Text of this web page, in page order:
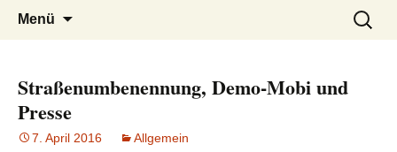
burak
Menü
Suchen
nach:
Straßenumbenennung, Demo-Mobi und
Presse
7. April 2016 Allgemein